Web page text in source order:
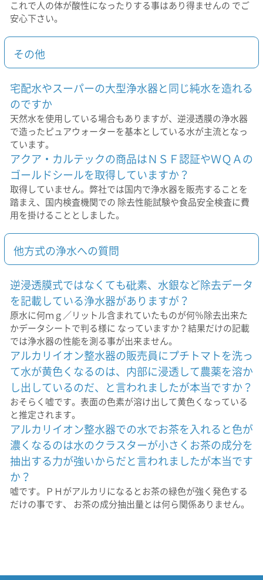
これで人の体が酸性になったりする事はあり得ませんの でご
安心下さい。
その他
宅配水やスーパーの大型浄水器と同じ純水を造れる
のですか
天然水を使用している場合もありますが、逆浸透膜の浄水器
で造ったピュアウォーターを基本としている水が主流となっ
ています。
アクア・カルテックの商品はＮＳＦ認証やＷＱＡの
ゴールドシールを取得していますか？
取得していません。弊社では国内で浄水器を販売することを
踏まえ、国内検査機関での 除去性能試験や食品安全検査に費
用を掛けることとしました。
他方式の浄水への質問
逆浸透膜式ではなくても砒素、水銀など除去データ
を記載している浄水器がありますが？
原水に何ｍｇ／リットル含まれていたものが何％除去出来た
かデータシートで判る様に なっていますか？結果だけの記載
では浄水器の性能を測る事が出来ません。
アルカリイオン整水器の販売員にプチトマトを洗っ
て水が黄色くなるのは、内部に浸透して農薬を溶か
し出しているのだ、と言われましたが本当ですか？
おそらく嘘です。表面の色素が溶け出して黄色くなっている
と推定されます。
アルカリイオン整水器での水でお茶を入れると色が
濃くなるのは水のクラスターが小さくお茶の成分を
抽出する力が強いからだと言われましたが本当です
か？
嘘です。ＰＨがアルカリになるとお茶の緑色が強く発色する
だけの事です、 お茶の成分抽出量とは何ら関係ありません。